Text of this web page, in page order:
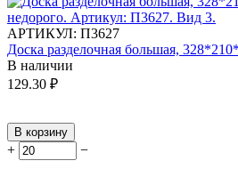
АРТИКУЛ: П3627
Доска разделочная большая,
В наличии
129.30 ₽
В корзину
+ −